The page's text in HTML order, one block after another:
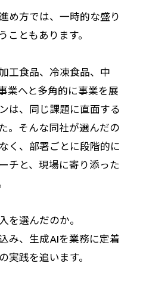
め方では、一時的な盛り
こともあります。
工食品、冷凍食品、中
業へと多角的に事業を展
は、同じ課題に直面する
。そんな同社が選んだの
く、部署ごとに段階的に
チと、現場に寄り添った
を選んだのか。
み、生成AIを業務に定着
実践を追います。